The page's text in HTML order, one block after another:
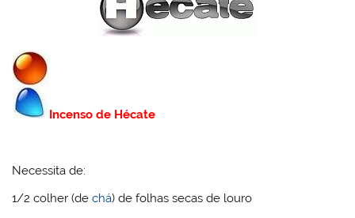
Incenso de Hécate
Necessita de:
1/2 colher (dechá) de folhas secas de louro